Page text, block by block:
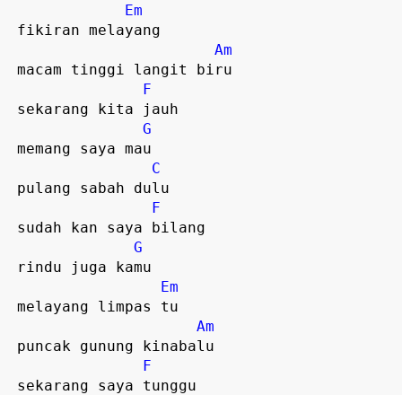
Em
Am
F
G
C
F
G
Em
Am
F